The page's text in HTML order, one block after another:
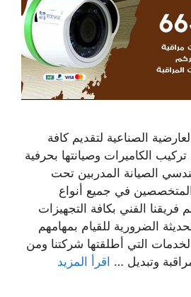
الصناعية لتقديم كافة
الكاميرات وصيانتها بحرفية
الصيانة المدربين تحت
في جميع أنواع
فريقنا الفني بكافة التجهيزات
الضرورية للقيام بمهامهم
التي أطلقتها شركتنا ومن
وتبديل … اقرأ المزيد